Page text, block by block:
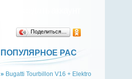
Поделиться…
ПОПУЛЯРНОЕ РАС
» Bugatti Tourbillon V16 + Elektro